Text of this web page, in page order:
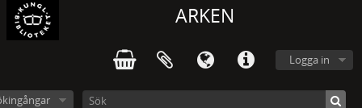
ARKEN
Logga in